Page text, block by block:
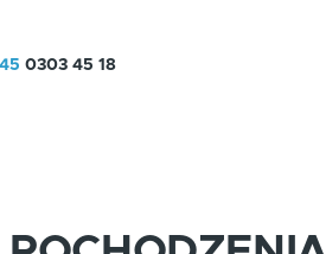
0303 45 18